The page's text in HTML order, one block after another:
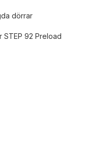
dörrar
STEP 92 Preload